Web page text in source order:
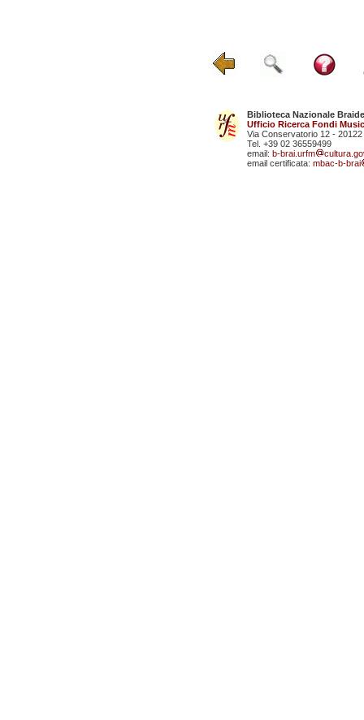
Biblioteca Nazionale
Ufficio Ricerca Fondi
Via Conservatorio 12 - 20122
Tel. +39 02 36559499
email: b-brai.urfm
email certificata: mbac-b-brai